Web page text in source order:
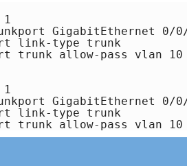
1
GigabitEthernet 0/
link-type trunk
trunk allow-pass vlan 10
1
GigabitEthernet 0/
link-type trunk